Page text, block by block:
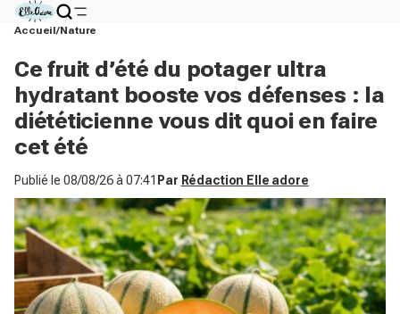
Accueil Nature
Ce fruit d’été du potager ultra
hydratant booste vos défenses : la
diététicienne vous dit quoi en faire
cet été
Publié le 08/08/26 à 07:41 Par Rédaction Elle adore